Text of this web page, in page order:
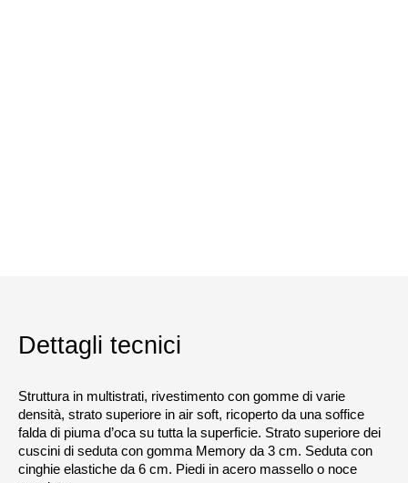
Dettagli tecnici
Struttura in multistrati, rivestimento con gomme di varie
densità, strato superiore in air soft, ricoperto da una soffice
falda di piuma d’oca su tutta la superficie. Strato superiore dei
cuscini di seduta con gomma Memory da 3 cm. Seduta con
cinghie elastiche da 6 cm. Piedi in acero massello o noce